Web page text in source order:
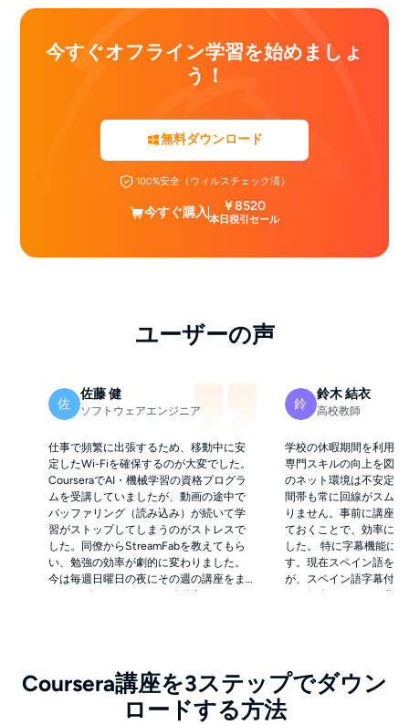
今すぐオフライン学習を始めましょ
う！
無料ダウンロード
100%安全（ウィルスチェック済）
今すぐ購入 ￥8520
本日税引セール
ユーザーの声
佐
佐藤 健
ソフトウェアエンジニア
仕事で頻繁に出張するため、移動中に安
定したWi-Fiを確保するのが大変でした。
CourseraでAI・機械学習の資格プログラ
ムを受講していましたが、動画の途中で
バッファリング（読み込み）が続いて学
習がストップしてしまうのがストレスで
した。同僚からStreamFabを教えてもら
い、勉強の効率が劇的に変わりました。
今は毎週日曜日の夜にその週の講座をま
とめてダウンロードし、移動中のフライ
つの資格を取得できました。もうストリ
ーミング視聴だけをしていた頃には戻れ
鈴
鈴木 結衣
高校教師
学校の休暇期間を利用
専門スキルの向上を図っ
のネット環境は不安定で
間帯も常に回線がスムー
りません。事前に講座
ておくことで、効率に大
した。 特に字幕機能に
す。現在スペイン語を独
が、スペイン語字幕付き
ルに保存できるのは非
よりもずっと簡単だった
きでした
Coursera講座を3ステップでダウン
ロードする方法